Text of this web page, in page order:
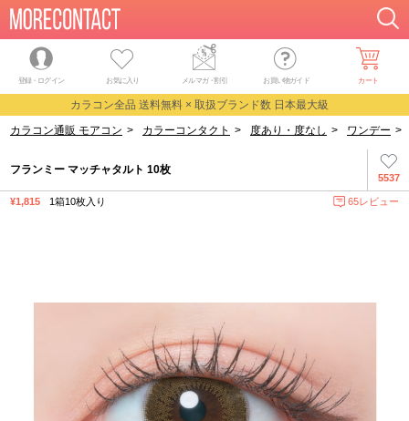
登録・ログイン お気に入り メルマガ・割引 お買い物ガイド カート
カラコン全品 送料無料 × 取扱ブランド数 日本最大級
カラコン通販 モアコン > カラーコンタクト > 度あり・度なし > ワンデー >
5537
フランミー マッチャタルト 10枚
¥1,815 1箱10枚入り 65レビュー